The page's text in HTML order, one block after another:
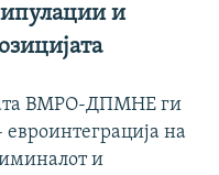
и
ВМРО-ДПМНЕ ги
на
и